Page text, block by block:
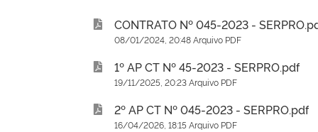
CONTRATO Nº 045-2023 -
08/01/2024, 20:48 Arquivo PDF
1º AP CT Nº 45-2023 - SERPRO.pdf
19/11/2025, 20:23 Arquivo PDF
2º AP CT Nº 045-2023 - SERPRO.pdf
16/04/2026, 18:15 Arquivo PDF